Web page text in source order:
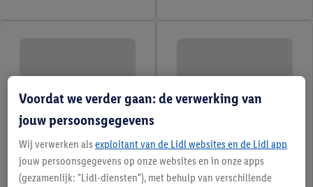
Voordat we verder gaan: de verwerking van
jouw persoonsgegevens
Wij verwerken als exploitant van de Lidl websites en de Lidl app
jouw persoonsgegevens op onze websites en in onze apps
(gezamenlijk: "Lidl-diensten"), met behulp van verschillende